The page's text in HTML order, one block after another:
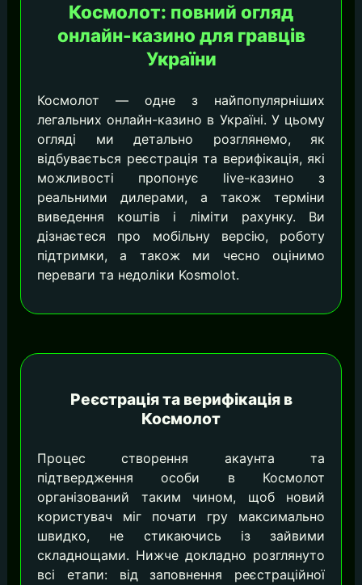
Космолот: повний огляд
онлайн-казино для гравців
України
Космолот — одне з найпопулярніших
легальних онлайн-казино в Україні. У цьому
огляді ми детально розглянемо, як
відбувається реєстрація та верифікація, які
можливості пропонує live-казино з
реальними дилерами, а також терміни
виведення коштів і ліміти рахунку. Ви
дізнаєтеся про мобільну версію, роботу
підтримки, а також ми чесно оцінимо
переваги та недоліки Kosmolot.
Реєстрація та верифікація в
Космолот
Процес створення акаунта та
підтвердження особи в Космолот
організований таким чином, щоб новий
користувач міг почати гру максимально
швидко, не стикаючись із зайвими
складнощами. Нижче докладно розглянуто
всі етапи: від заповнення реєстраційної